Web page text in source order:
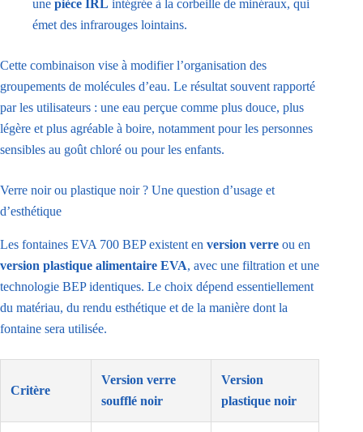
une pièce IRL intégrée à la corbeille de minéraux, qui
émet des infrarouges lointains.
Cette combinaison vise à modifier l’organisation des
groupements de molécules d’eau. Le résultat souvent rapporté
par les utilisateurs : une eau perçue comme plus douce, plus
légère et plus agréable à boire, notamment pour les personnes
sensibles au goût chloré ou pour les enfants.
Verre noir ou plastique noir ? Une question d’usage et
d’esthétique
Les fontaines EVA 700 BEP existent en version verre ou en
version plastique alimentaire EVA, avec une filtration et une
technologie BEP identiques. Le choix dépend essentiellement
du matériau, du rendu esthétique et de la manière dont la
fontaine sera utilisée.
Critère
Version verre
soufflé noir
Version
plastique noir